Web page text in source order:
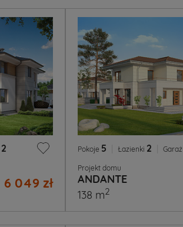
2
6 049 zł
Pokoje 5 Łazienki 2 Garaż
Projekt domu
ANDANTE
138 m2